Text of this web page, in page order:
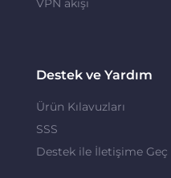
VPN akışı
Destek ve Yardım
Ürün Kılavuzları
SSS
Destek ile İletişime Geç